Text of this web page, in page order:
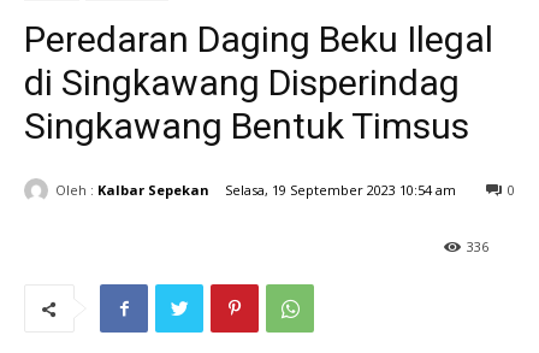
Peredaran Daging Beku Ilegal
di Singkawang Disperindag
Singkawang Bentuk Timsus
Oleh : Kalbar Sepekan Selasa, 19 September 2023 10:54 am 0
336